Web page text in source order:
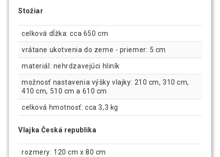
Stožiar
celková dĺžka: cca 650 cm
vrátane ukotvenia do zeme - priemer: 5 cm
materiál: nehrdzavejúci hliník
možnosť nastavenia výšky vlajky: 210 cm, 310 cm,
410 cm, 510 cm a 610 cm
celková hmotnosť: cca 3,3 kg
Vlajka Česká republika
rozmery: 120 cm x 80 cm